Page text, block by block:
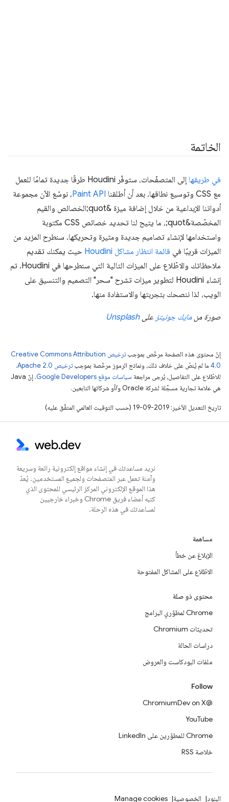
الخاتمة
في طريقها
إلى المتصفّحات، ستوفّر Houdini طرقًا جديدة تمامًا للعمل
مع CSS وتوسيع نطاقها. بعد أن أطلقنا
Paint API، نوسّع الآن مجموعة
أدواتنا الإبداعية من خلال إضافة ميزة &quot;الخصائص والقيم
المخصّصة&quot;، ما يتيح لنا تحديد خصائص CSS مكتوبة
واستخدامها لإنشاء تصاميم جديدة ومثيرة وتحريكها. سنطرح المزيد من
الميزات قريبًا في قائمة انتظار مشاكل Houdini
حيث يمكنك تقديم
ملاحظاتك والاطّلاع على الميزات التالية التي سنطرحها في Houdini. تم
إنشاء Houdini لتطوير ميزات تشرح "سحر" التصميم والتنسيق على
الويب، لذا ننصحك بتجربتها والاستفادة منها.
صورة من مايك جونيتز علىUnsplash
إنّ محتوى هذه الصفحة مرخّص بموجب
ترخيص Creative Commons Attribution
4.0‏ ما لم يُنصّ على خلاف ذلك، ونماذج الرموز مرخّصة بموجبترخيص Apache 2.0‏
.
للاطّلاع على التفاصيل، يُرجى مراجعة سياسات موقع Google Developers‏
. إنّ Java
هي علامة تجارية مسجَّلة لشركة Oracle و/أو شركائها التابعين.
تاريخ التعديل الأخير: 2019-09-19 (حسب التوقيت العالمي المتفَّق عليه)
نريد مساعدتك في إنشاء مواقع إلكترونية رائعة وسريعة
وآمنة تعمل عبر المتصفحات ولجميع المستخدمين. يُعدّ
هذا الموقع الإلكتروني المركز الرئيسي للمحتوى الذي
كتبه أعضاء فريق Chrome وخبراء خارجيين
لمساعدتك في هذه الرحلة.
مساهمة
الإبلاغ عن خطأ
الاطّلاع على المشاكل المفتوحة
محتوى ذو صلة
Chrome لمطوّري البرامج
تحديثات Chromium
دراسات الحالة
ملفات البودكاست والعروض
Follow
@ChromiumDev on X
YouTube
Chrome للمطوّرين على LinkedIn
خلاصة RSS
البنود الخصوصية Manage cookies